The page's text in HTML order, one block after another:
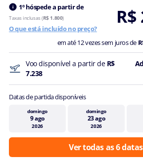
receber uma
experiência
personalizada,
ofertas sob
medida e
comunicações
com base nas
minhas
submeter
formulário,
li e
1º hóspede a partir de R$
Taxas inclusas (R$ 1.800)
em até 12 vezes sem juros de
O que está incluído no preço?
Voo disponível a partir de R$
7.238
Datas de partida disponíveis
domingo
9 ago
2026
domingo
23 ago
2026
Ver todas as 6 datas